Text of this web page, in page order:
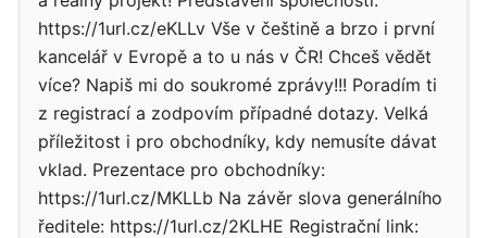
https://1url.cz/eKLLv Vše v češtině a brzo i první
kancelář v Evropě a to u nás v ČR! Chceš vědět
více? Napiš mi do soukromé zprávy!!! Poradím ti
z registrací a zodpovím případné dotazy. Velká
příležitost i pro obchodníky, kdy nemusíte dávat
vklad. Prezentace pro obchodníky:
https://1url.cz/MKLLb Na závěr slova generálního
ředitele: https://1url.cz/2KLHE Registrační link: